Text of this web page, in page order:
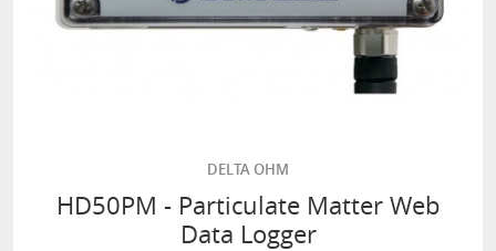
DELTA OHM
HD50PM - Particulate Matter Web
Data Logger